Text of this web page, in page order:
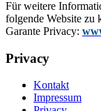
Für weitere
folgende Website zu
Garante Privacy:
Privacy
Kontakt
Impressum